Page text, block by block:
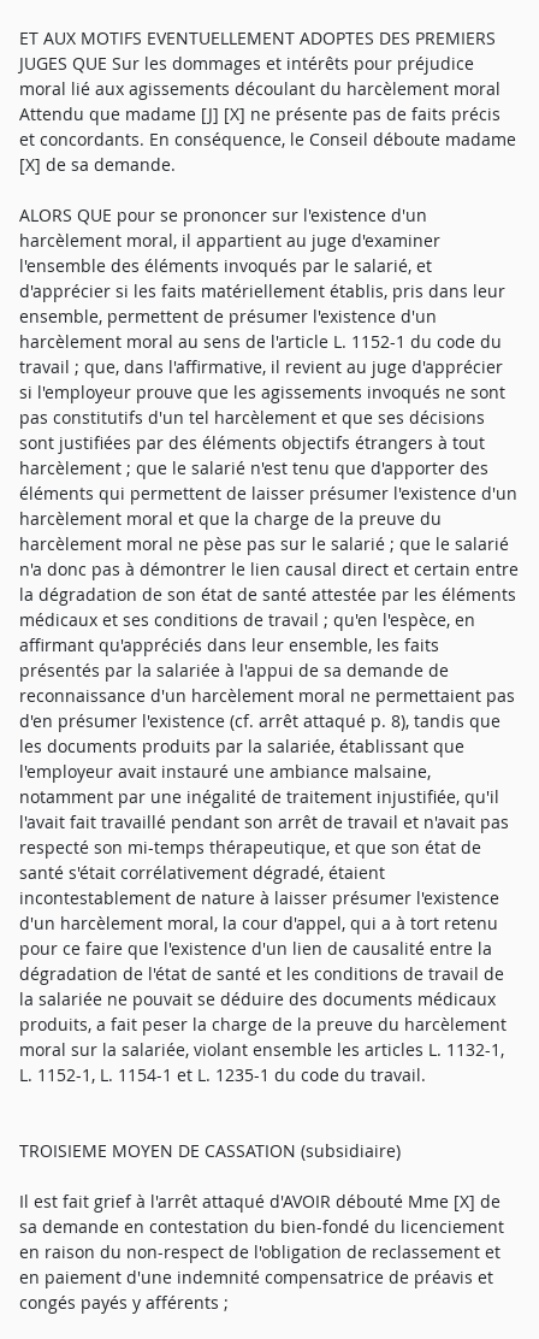
ET AUX MOTIFS EVENTUELLEMENT ADOPTES DES PREMIERS
JUGES QUE Sur les dommages et intérêts pour préjudice
moral lié aux agissements découlant du harcèlement moral
Attendu que madame [J] [X] ne présente pas de faits précis
et concordants. En conséquence, le Conseil déboute madame
[X] de sa demande.
ALORS QUE pour se prononcer sur l'existence d'un
harcèlement moral, il appartient au juge d'examiner
l'ensemble des éléments invoqués par le salarié, et
d'apprécier si les faits matériellement établis, pris dans leur
ensemble, permettent de présumer l'existence d'un
harcèlement moral au sens de l'article L. 1152-1 du code du
travail ; que, dans l'affirmative, il revient au juge d'apprécier
si l'employeur prouve que les agissements invoqués ne sont
pas constitutifs d'un tel harcèlement et que ses décisions
sont justifiées par des éléments objectifs étrangers à tout
harcèlement ; que le salarié n'est tenu que d'apporter des
éléments qui permettent de laisser présumer l'existence d'un
harcèlement moral et que la charge de la preuve du
harcèlement moral ne pèse pas sur le salarié ; que le salarié
n'a donc pas à démontrer le lien causal direct et certain entre
la dégradation de son état de santé attestée par les éléments
médicaux et ses conditions de travail ; qu'en l'espèce, en
affirmant qu'appréciés dans leur ensemble, les faits
présentés par la salariée à l'appui de sa demande de
reconnaissance d'un harcèlement moral ne permettaient pas
d'en présumer l'existence (cf. arrêt attaqué p. 8), tandis que
les documents produits par la salariée, établissant que
l'employeur avait instauré une ambiance malsaine,
notamment par une inégalité de traitement injustifiée, qu'il
l'avait fait travaillé pendant son arrêt de travail et n'avait pas
respecté son mi-temps thérapeutique, et que son état de
santé s'était corrélativement dégradé, étaient
incontestablement de nature à laisser présumer l'existence
d'un harcèlement moral, la cour d'appel, qui a à tort retenu
pour ce faire que l'existence d'un lien de causalité entre la
dégradation de l'état de santé et les conditions de travail de
la salariée ne pouvait se déduire des documents médicaux
produits, a fait peser la charge de la preuve du harcèlement
moral sur la salariée, violant ensemble les articles L. 1132-1,
L. 1152-1, L. 1154-1 et L. 1235-1 du code du travail.
TROISIEME MOYEN DE CASSATION (subsidiaire)
Il est fait grief à l'arrêt attaqué d'AVOIR débouté Mme [X] de
sa demande en contestation du bien-fondé du licenciement
en raison du non-respect de l'obligation de reclassement et
en paiement d'une indemnité compensatrice de préavis et
congés payés y afférents ;